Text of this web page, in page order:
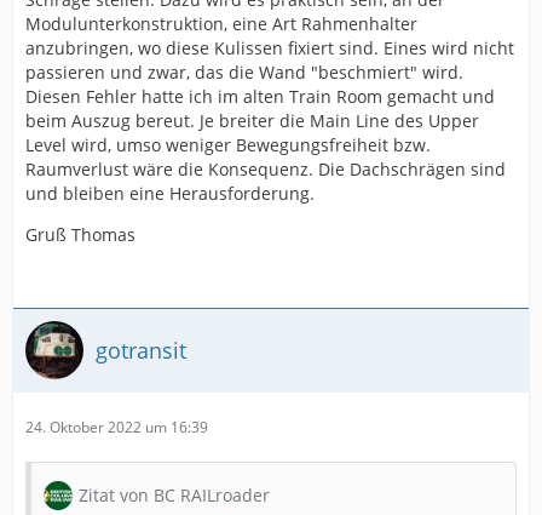
Modulunterkonstruktion, eine Art Rahmenhalter
anzubringen, wo diese Kulissen fixiert sind. Eines wird nicht
passieren und zwar, das die Wand "beschmiert" wird.
Diesen Fehler hatte ich im alten Train Room gemacht und
beim Auszug bereut. Je breiter die Main Line des Upper
Level wird, umso weniger Bewegungsfreiheit bzw.
Raumverlust wäre die Konsequenz. Die Dachschrägen sind
und bleiben eine Herausforderung.
Gruß Thomas
gotransit
24. Oktober 2022 um 16:39
Zitat von BC RAILroader